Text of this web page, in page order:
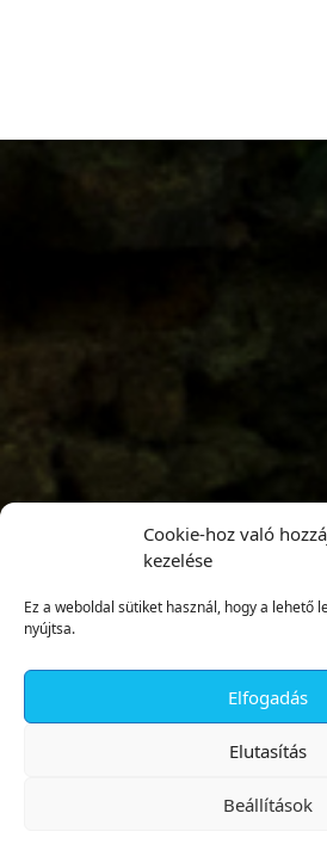
Cookie-hoz való
kezelése
Ez a weboldal sütiket használ, hogy a lehető
nyújtsa.
Elfogadás
Elutasítás
Beállítások